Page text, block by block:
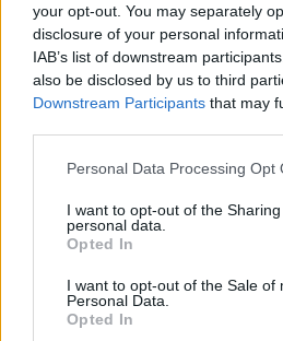
your opt-out. You may separately
disclosure of your personal
IAB’s list of downstream
also be disclosed by us to third
Downstream Participants that may
Please note that this website/app
not limited to your visit or usage
grant or deny consent to Google
use your data for below specified
consent section.
Personal Data Processing Opt
I want to opt-out of the
personal data.
Opted In
I want to opt-out of the Sale of
Personal Data.
Opted In
The Shards su Disney+: come
Camilla Fiore · 6 Ago 2026
OFFERTE&CONSIGLI